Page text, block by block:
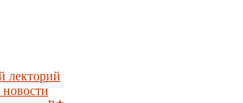
лекторий